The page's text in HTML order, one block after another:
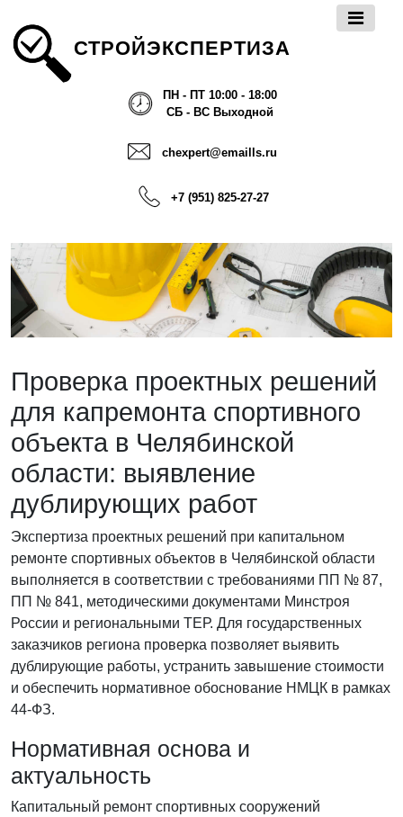
СТРОЙЭКСПЕРТИЗА
ПН - ПТ 10:00 - 18:00
СБ - ВС Выходной
chexpert@emaills.ru
+7 (951) 825-27-27
Проверка проектных решений
для капремонта спортивного
объекта в Челябинской
области: выявление
дублирующих работ
Экспертиза проектных решений при капитальном
ремонте спортивных объектов в Челябинской области
выполняется в соответствии с требованиями ПП № 87,
ПП № 841, методическими документами Минстроя
России и региональными ТЕР. Для государственных
заказчиков региона проверка позволяет выявить
дублирующие работы, устранить завышение стоимости
и обеспечить нормативное обоснование НМЦК в рамках
44-ФЗ.
Нормативная основа и
актуальность
Капитальный ремонт спортивных сооружений